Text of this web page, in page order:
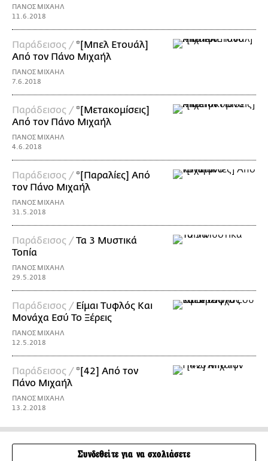
ΠΑΝΟΣ ΜΙΧΑΗΛ
11.6.2018
Παράδεισος / *[Μπελ Ετουάλ]
Από τον Πάνο Μιχαήλ
ΠΑΝΟΣ ΜΙΧΑΗΛ
7.6.2018
Παράδεισος / *[Μετακομίσεις]
Από τον Πάνο Μιχαήλ
ΠΑΝΟΣ ΜΙΧΑΗΛ
4.6.2018
Παράδεισος / *[Παραλίες] Από
τον Πάνο Μιχαήλ
ΠΑΝΟΣ ΜΙΧΑΗΛ
31.5.2018
Παράδεισος / Τα 3 Μυστικά
Τοπία
ΠΑΝΟΣ ΜΙΧΑΗΛ
29.5.2018
Παράδεισος / Είμαι Τυφλός Και
Μονάχα Εσύ Το Ξέρεις
ΠΑΝΟΣ ΜΙΧΑΗΛ
12.5.2018
Παράδεισος / *[42] Από τον
Πάνο Μιχαήλ
ΠΑΝΟΣ ΜΙΧΑΗΛ
13.2.2018
Συνδεθείτε για να σχολιάσετε